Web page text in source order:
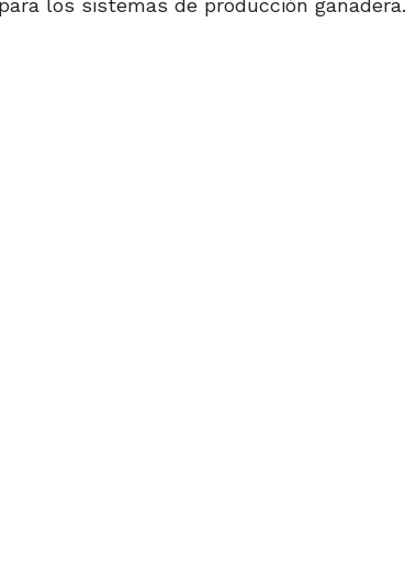
los sistemas de producción ganadera.